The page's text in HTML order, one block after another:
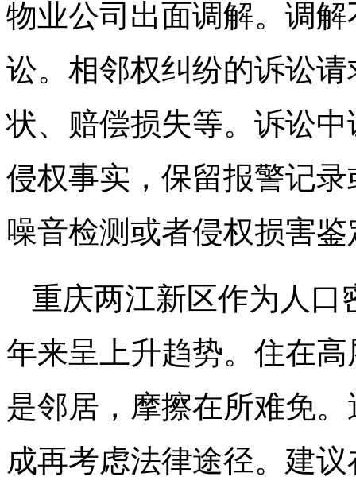
物业公司出面调解。调
讼。相邻权纠纷的诉讼
状、赔偿损失等。诉讼
侵权事实，保留报警记
噪音检测或者侵权损害鉴
重庆两江新区作为人口
年来呈上升趋势。住在
是邻居，摩擦在所难免
成再考虑法律途径。建